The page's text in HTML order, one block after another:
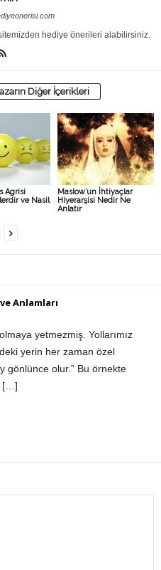
hediye önerileri alabilirsiniz.
Diğer İçerikleri
Agrisi
ve Nasil
Maslow’un İhtiyaçlar
Hiyerarşisi Nedir Ne
Anlatır
Anlamları
yetmezmiş. Yollarımız
yerin her zaman özel
gönlünce olur.” Bu örnekte
[…]